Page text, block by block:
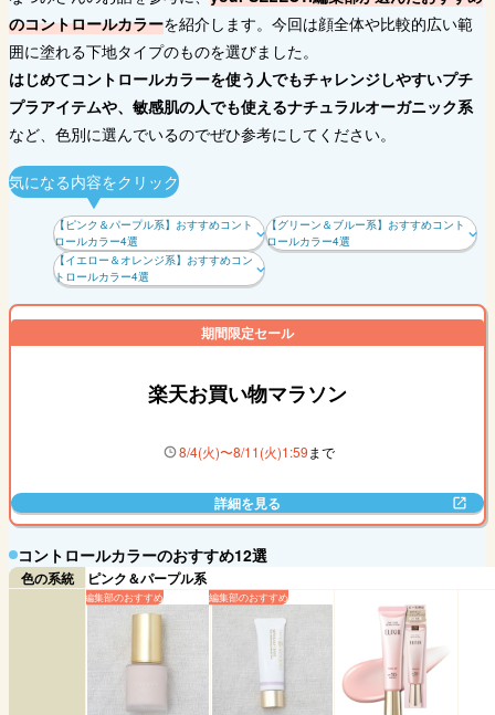
のコントロールカラーを紹介します。今回は顔全体や比較的広い範
囲に塗れる下地タイプのものを選びました。
はじめてコントロールカラーを使う人でもチャレンジしやすいプチ
プラアイテムや、敏感肌の人でも使えるナチュラルオーガニック系
など、色別に選んでいるのでぜひ参考にしてください。
気になる内容をクリック
【ピンク＆パープル系】おすすめコント
ロールカラー4選
【グリーン＆ブルー系】おすすめコント
ロールカラー4選
【イエロー＆オレンジ系】おすすめコン
トロールカラー4選
期間限定セール
楽天お買い物マラソン
8/4(火)〜8/11(火)1:59まで
詳細を見る
コントロールカラーのおすすめ12選
色の系統 ピンク＆パープル系